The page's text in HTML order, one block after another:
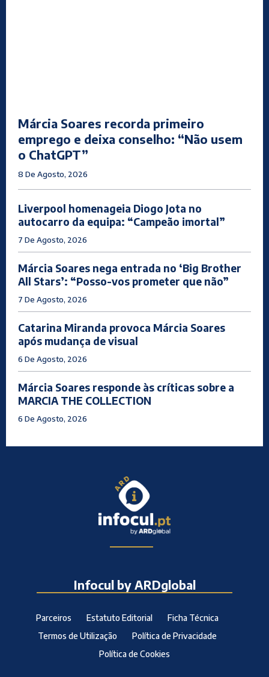
Márcia Soares recorda primeiro
emprego e deixa conselho: “Não usem
o ChatGPT”
8 De Agosto, 2026
Liverpool homenageia Diogo Jota no
autocarro da equipa: “Campeão imortal”
7 De Agosto, 2026
Márcia Soares nega entrada no ‘Big Brother
All Stars’: “Posso-vos prometer que não”
7 De Agosto, 2026
Catarina Miranda provoca Márcia Soares
após mudança de visual
6 De Agosto, 2026
Márcia Soares responde às críticas sobre a
MARCIA THE COLLECTION
6 De Agosto, 2026
Infocul by ARDglobal
Parceiros Estatuto Editorial
Ficha Técnica
Termos de Utilização
Política de Privacidade
Política de Cookies